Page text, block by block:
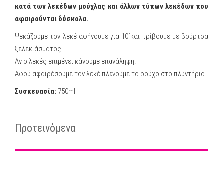
κατά των λεκέδων μούχλας και άλλων τύπων λεκέδων που
αφαιρούνται δύσκολα.
Ψεκάζουμε τον λεκέ αφήνουμε για 10΄και τρίβουμε με βούρτσα
ξελεκιάσματος.
Αν ο λεκές επιμένει κάνουμε επανάληψη.
Αφού αφαιρέσουμε τον λεκέ πλένουμε το ρούχο στο πλυντήριο.
Συσκευασία: 750ml
Προτεινόμενα